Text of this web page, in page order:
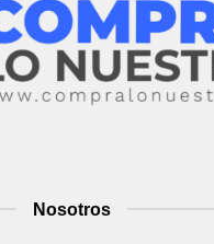
Nosotros